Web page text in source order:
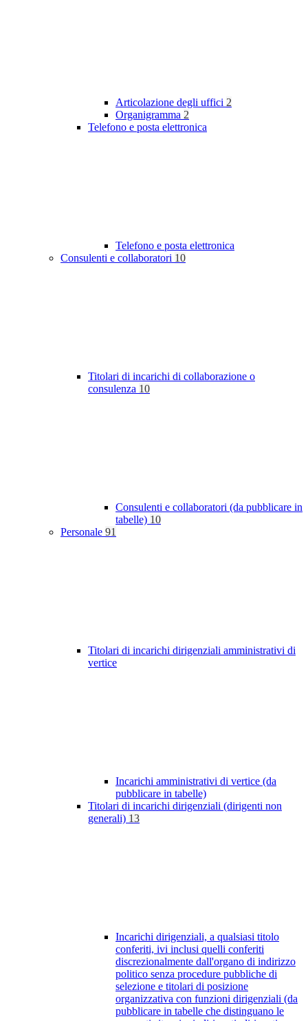
Articolazione degli uffici 2
Organigramma 2
Telefono e posta elettronica
Telefono e posta elettronica
Consulenti e collaboratori 10
Titolari di incarichi di collaborazione o
consulenza 10
Consulenti e collaboratori (da pubblicare in
tabelle) 10
Personale 91
Titolari di incarichi dirigenziali amministrativi di
vertice
Incarichi amministrativi di vertice (da
pubblicare in tabelle)
Titolari di incarichi dirigenziali (dirigenti non
generali) 13
Incarichi dirigenziali, a qualsiasi titolo
conferiti, ivi inclusi quelli conferiti
discrezionalmente dall'organo di indirizzo
politico senza procedure pubbliche di
selezione e titolari di posizione
organizzativa con funzioni dirigenziali (da
pubblicare in tabelle che distinguano le